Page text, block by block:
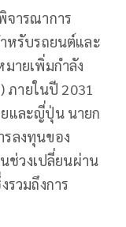
จารณาการ
หรับรถยนต์และ
ายเพิ่มกำลัง
ภายในปี 2031
และญี่ปุ่น นายก
ลงทุนของ
ช่วงเปลี่ยนผ่าน
วมถึงการ